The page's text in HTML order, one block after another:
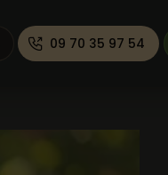
09 70 35 97 54